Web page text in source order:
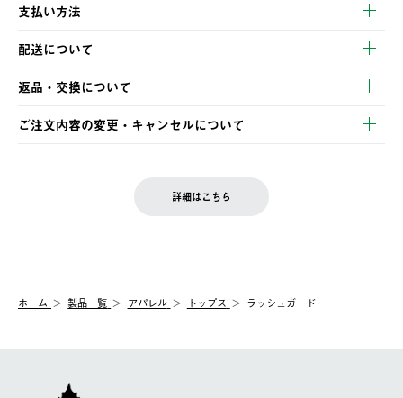
支払い方法
以下のいずれかの方法でお支払いいただけます。
・クレジットカード決済
・コンビニ決済
・Pay-easy決済
配送について
【発送スケジュール】
ご注文・ご入金完了より2営業日以内に商品を発送いたします。
土日祝の発送はございませんので、木曜日以降のご注文は週明け
の発送となる場合がございます。
【配送業者】
佐川急便にて配送されます。
返品・交換について
※お客様都合の場合
お客様都合の返品にかかる送料は、お客様ご負担とさせていただ
一度お手元の商品を返品いただき、ご希望商品を再注文してくだ
ご注文内容の変更・キャンセルについて
LOGOS FAMILY会員の方は、会員マイページ内 購入履歴画面に
詳細はこちら
ホーム 製品一覧 アパレル トップス ラッシュガード